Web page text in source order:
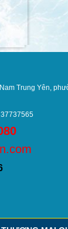
Trung Yên,
/ 37737565